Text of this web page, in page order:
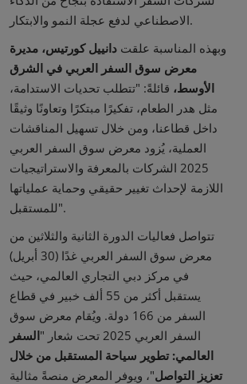
الاصطناعي لدفع عجلة النمو والابتكار.
وبهذه المناسبة علقت دانييل كورتيس، مديرة
معرض سوق السفر العربي في الشرق
الأوسط، قائلةً: "تتطلب تحديات الاستدامة،
مثل هدر الطعام، تفكيرًا مبتكرًا وتعاونًا وثيقًا
داخل قطاعنا، ومن خلال تسهيل المناقشات
العملية، يُزود معرض سوق السفر العربي
2025 الشركات بالمعرفة والاستراتيجيات
اللازمة لإحداث تغيير حقيقي وحماية عملياتها
للمستقبل".
تتواصل فعاليات الدورة الثانية والثلاثين من
معرض سوق السفر العربي غدًا (30 أبريل)
في مركز دبي التجاري العالمي، حيث
يستقبل أكثر من 55 ألف خبير في قطاع
السفر من 166 دولة. ويُقام معرض سوق
السفر العربي 2025 تحت شعار "
السفر
العالمي: تطوير سياحة المستقبل من خلال
تعزيز التواصل"، ويوفر المعرض منصةً مثالية